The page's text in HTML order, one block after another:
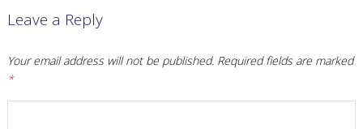
Leave a Reply
Your email address will not be published. Required fields are marked
*